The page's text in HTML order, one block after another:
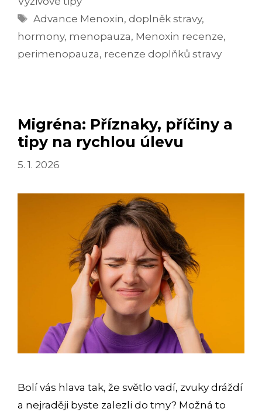
POMŮŽE?
Štítky
Advance Menoxin,doplněk stravy,
hormony, menopauza, Menoxin recenze,
perimenopauza, recenze doplňků stravy
Migréna: Příznaky, příčiny a
tipy na rychlou úlevu
5. 1. 2026
Bolí vás hlava tak, že světlo vadí, zvuky dráždí
a nejraději byste zalezli do tmy? Možná to